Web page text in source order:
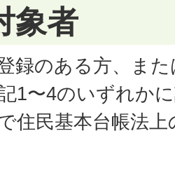
象者
録のある方、ま
1〜4のいずれか
住民基本台帳法